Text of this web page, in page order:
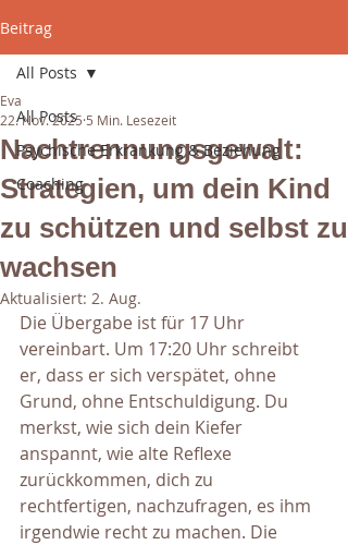
Beitrag
All Posts
Psychische Erkrankung & Beziehung
Coaching
All Posts
Nachtrennungsgewalt:
Strategien, um dein Kind
zu schützen und selbst zu
wachsen
Eva
22. Nov. 2025 5 Min. Lesezeit
Aktualisiert: 2. Aug.
Die Übergabe ist für 17 Uhr
vereinbart. Um 17:20 Uhr schreibt
er, dass er sich verspätet, ohne
Grund, ohne Entschuldigung. Du
merkst, wie sich dein Kiefer
anspannt, wie alte Reflexe
zurückkommen, dich zu
rechtfertigen, nachzufragen, es ihm
irgendwie recht zu machen. Die